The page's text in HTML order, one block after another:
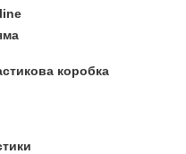
коробка